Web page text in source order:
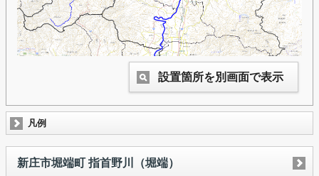
設置箇所を別画面で表示
凡例
新庄市堀端町 指首野川（堀端）